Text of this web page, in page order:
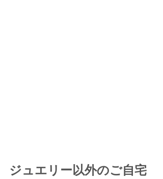
ジュエリー以外のご自宅